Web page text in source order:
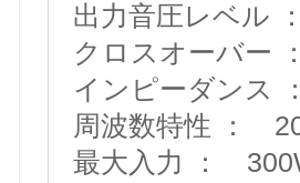
出力音圧レベル
クロスオーバー
インピーダン
周波数特性 ：
最大入力 ：